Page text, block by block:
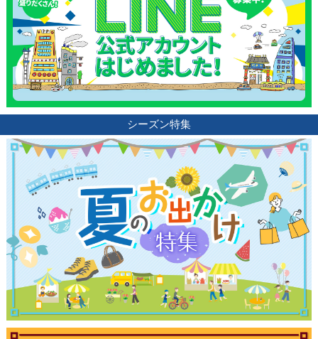
シーズン特集
観光ガイド
ランキング
ブログ記事
サイトについて